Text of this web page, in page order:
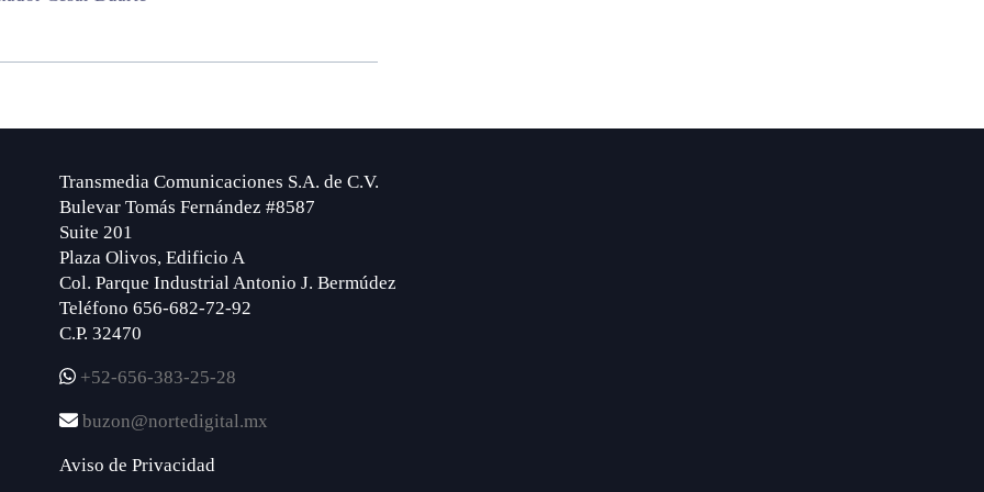
Transmedia Comunicaciones S.A. de C.V.
Bulevar Tomás Fernández #8587
Suite 201
Plaza Olivos, Edificio A
Col. Parque Industrial Antonio J. Bermúdez
Teléfono 656-682-72-92
C.P. 32470
+52-656-383-25-28
buzon@nortedigital.mx
Aviso de Privacidad